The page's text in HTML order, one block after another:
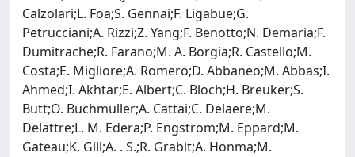
Calzolari;L. Foa;S. Gennai;F. Ligabue;G.
Petrucciani;A. Rizzi;Z. Yang;F. Benotto;N. Demaria;F.
Dumitrache;R. Farano;M. A. Borgia;R. Castello;M.
Costa;E. Migliore;A. Romero;D. Abbaneo;M. Abbas;I.
Ahmed;I. Akhtar;E. Albert;C. Bloch;H. Breuker;S.
Butt;O. Buchmuller;A. Cattai;C. Delaere;M.
Delattre;L. M. Edera;P. Engstrom;M. Eppard;M.
Gateau;K. Gill;A. . S.;R. Grabit;A. Honma;M.